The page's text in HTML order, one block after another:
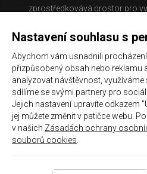
zprostředkovává prostor pro
nacházíte obsahuje materiál,
nejsou dle právní úpravy zákona
službách informační společnosti a
(zákon o některých službách
zejména §6 citovaného
návštěvníků
Galerie|Historie
Nastavení souhlasu s
Abychom vám usnadnili
přizpůsobený obsah nebo reklamu
analyzovat návštěvnost,
sdílíme se svými partnery pro
Jejich nastavení upravíte odkazem
jej můžete změnit v patičce webu.
v našich Zásadách ochrany
souborů cookies